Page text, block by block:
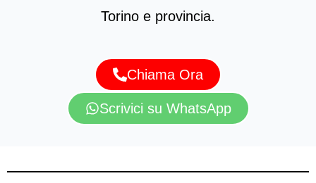
Torino e provincia.
Chiama Ora
Scrivici su WhatsApp